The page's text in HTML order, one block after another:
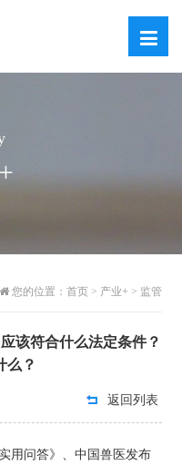
您的位置： 首页> 产业+ > 监管
该符合什么法定条件？
么？
返回列表
用问答》、中国兽医发布